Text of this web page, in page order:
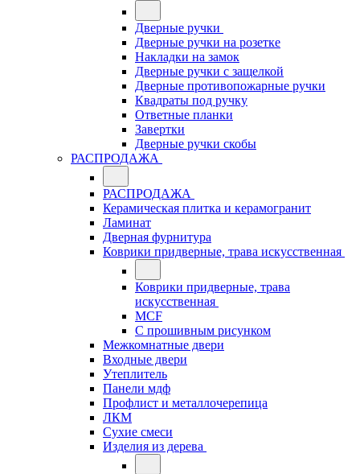
Дверные ручки
Дверные ручки на розетке
Накладки на замок
Дверные ручки с защелкой
Дверные противопожарные ручки
Квадраты под ручку
Ответные планки
Завертки
Дверные ручки скобы
РАСПРОДАЖА
РАСПРОДАЖА
Керамическая плитка и керамогранит
Ламинат
Дверная фурнитура
Коврики придверные, трава искусственная
Коврики придверные, трава
искусственная
MCF
С прошивным рисунком
Межкомнатные двери
Входные двери
Утеплитель
Панели мдф
Профлист и металлочерепица
ЛКМ
Сухие смеси
Изделия из дерева